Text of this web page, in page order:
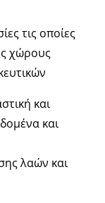
τις οποίες
χώρους
και
και
λαών και